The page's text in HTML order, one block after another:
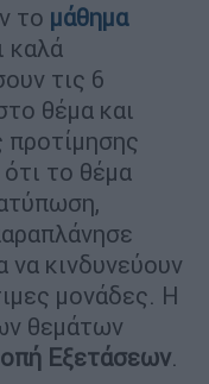
το μάθημα
καλά
τις 6
θέμα και
προτίμησης
ότι το θέμα
κινδυνεύουν
μονάδες. Η
θεμάτων
Εξετάσεων.